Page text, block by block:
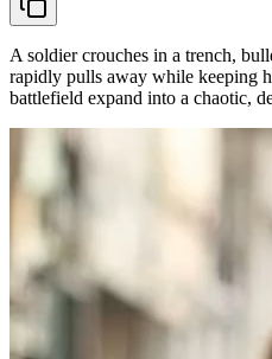
A soldier crouches in a trench,
rapidly pulls away while keeping
battlefield expand into a chaotic,